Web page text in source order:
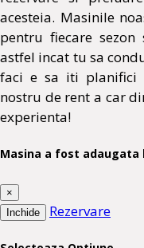
acesteia. Masinile
pentru fiecare
astfel incat tu sa
faci e sa iti planifici
nostru de rent a car
experienta!
Masina a fost adaugata
×
Inchide
Rezervare